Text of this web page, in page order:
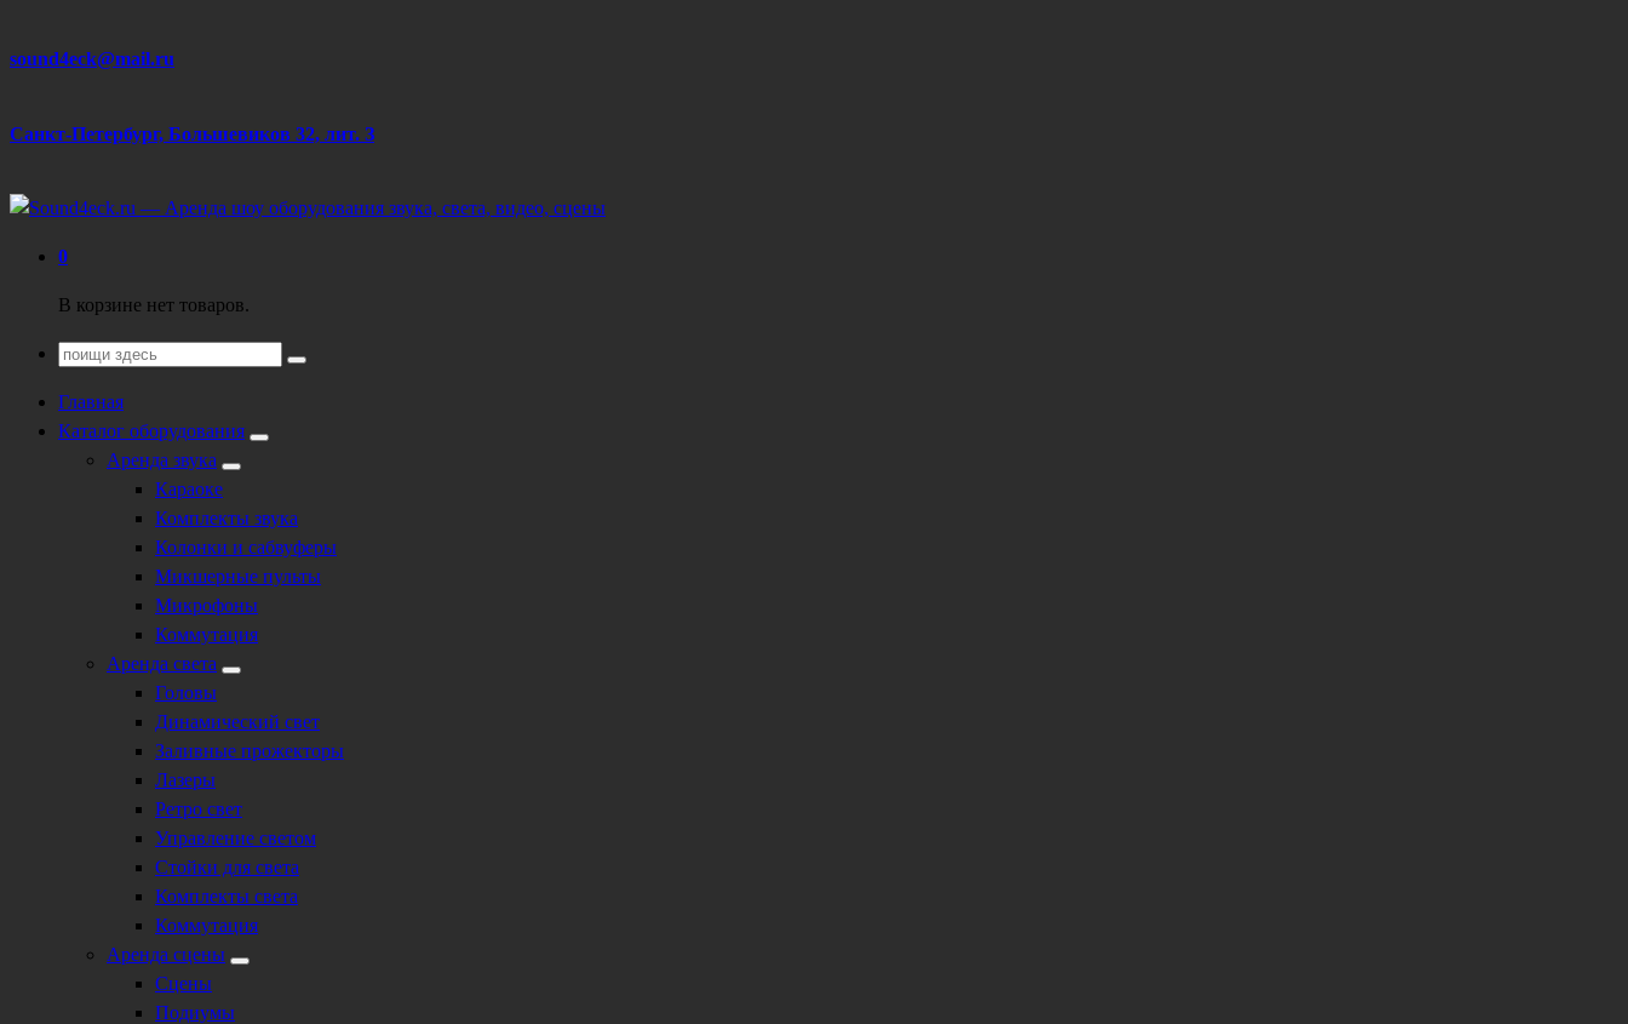
Перейти
sound4eck@mail.ru
Санкт-Петербург, Большевиков 32, лит. З
Техническое обеспечение мероприятий
0
В корзине нет товаров.
Поиск
Главная
Каталог оборудования
Аренда звука
Караоке
Комплекты звука
Колонки и сабвуферы
Микшерные пульты
Микрофоны
Коммутация
Аренда света
Головы
Динамический свет
Заливные прожекторы
Лазеры
Ретро свет
Управление светом
Стойки для света
Комплекты света
Коммутация
Аренда сцены
Сцены
Подиумы